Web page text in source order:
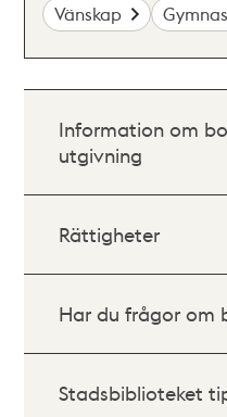
Vänskap
Information om
utgivning
Rättigheter
Har du frågor om
Stadsbiblioteket